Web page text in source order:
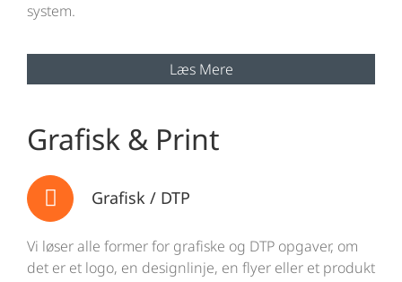
system.
Læs Mere
Grafisk & Print
Grafisk / DTP
Vi løser alle former for grafiske og DTP opgaver, om
det er et logo, en designlinje, en flyer eller et produkt